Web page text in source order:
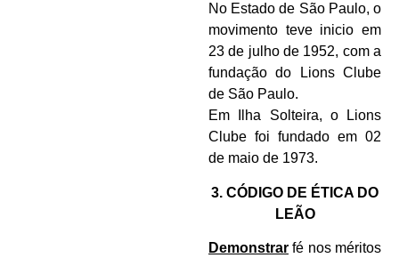
No Estado de São Paulo, o
movimento teve inicio em
23 de julho de 1952, com a
fundação do Lions Clube
de São Paulo.
Em Ilha Solteira, o Lions
Clube foi fundado em 02
de maio de 1973.
3. CÓDIGO DE ÉTICA DO
LEÃO
Demonstrar fé nos méritos